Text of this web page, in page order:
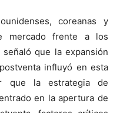
coreanas y
mercado frente a los
que la expansión
influyó en esta
que la estrategia de
en la apertura de